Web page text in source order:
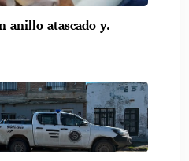
anillo atascado y.